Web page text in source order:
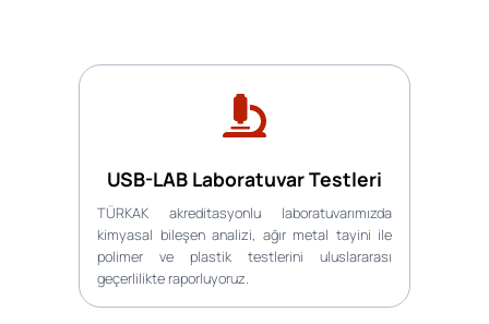
USB-LAB Laboratuvar Testleri
TÜRKAK akreditasyonlu laboratuvarımızda
kimyasal bileşen analizi, ağır metal tayini ile
polimer ve plastik testlerini uluslararası
geçerlilikte raporluyoruz.